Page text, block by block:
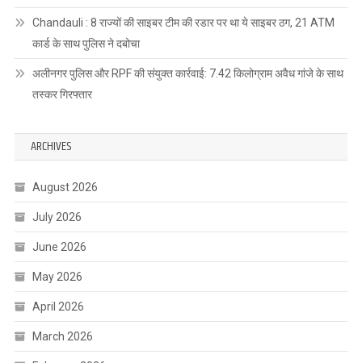
Chandauli : 8 राज्यों की साइबर टीम की रडार पर था ये साइबर ठग, 21 ATM
कार्ड के साथ पुलिस ने दबोचा
अलीनगर पुलिस और RPF की संयुक्त कार्रवाई: 7.42 किलोग्राम अवैध गांजे के साथ
तस्कर गिरफ्तार
ARCHIVES
August 2026
July 2026
June 2026
May 2026
April 2026
March 2026